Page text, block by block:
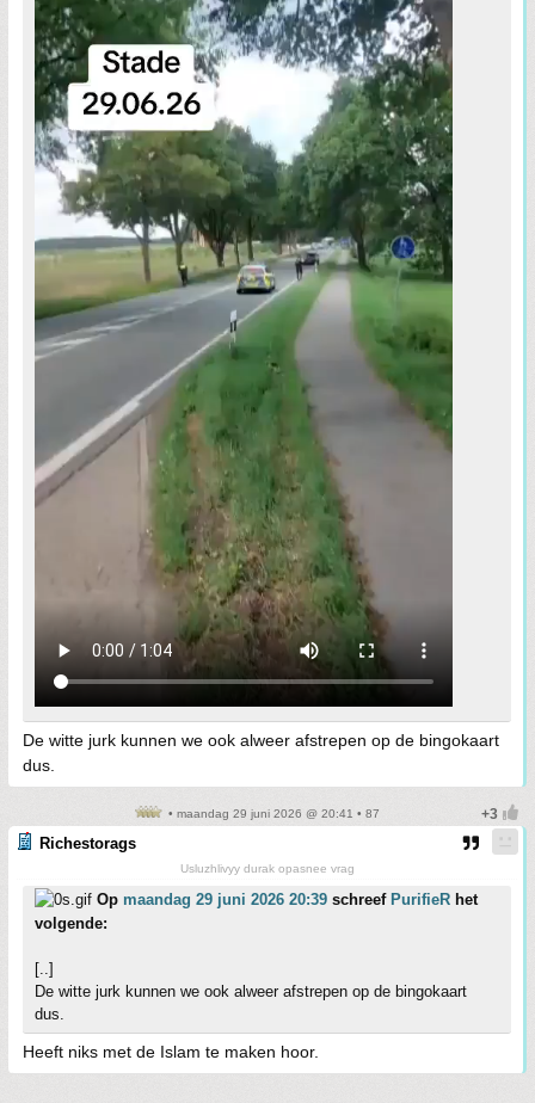
De witte jurk kunnen we ook alweer afstrepen op de bingokaart
dus.
• maandag 29 juni 2026 @ 20:41 • 87
Richestorags
Usluzhlivyy durak opasnee vrag
Op maandag 29 juni 2026 20:39 schreef PurifieR het
volgende:
[..]
De witte jurk kunnen we ook alweer afstrepen op de bingokaart
dus.
Heeft niks met de Islam te maken hoor.